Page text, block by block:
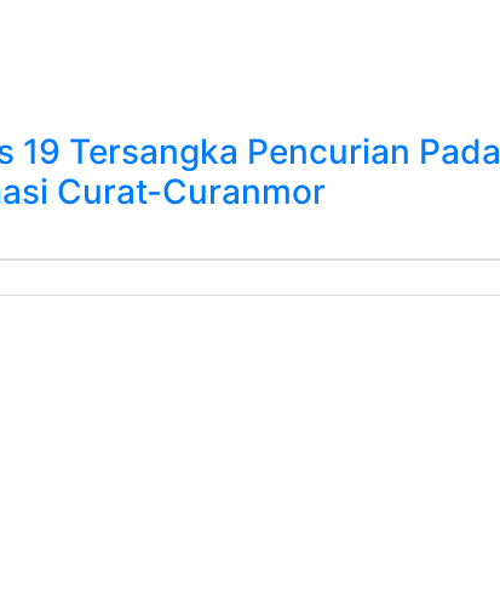
19 Tersangka Pencurian Pada
Curat-Curanmor